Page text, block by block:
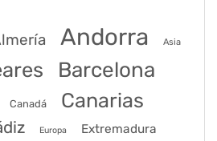
Andorra Asia
Barcelona
Canadá Canarias
Europa Extremadura